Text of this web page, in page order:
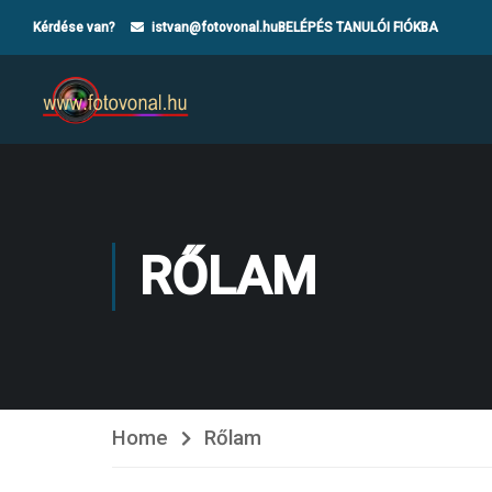
Kérdése van? istvan@fotovonal.huBELÉPÉS TANULÓI FIÓKBA
RŐLAM
Home Rőlam